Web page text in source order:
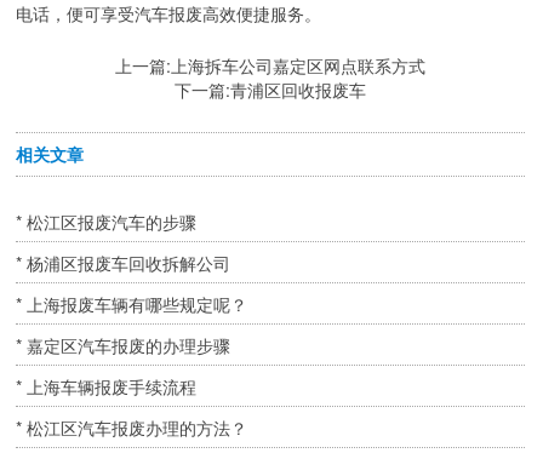
电话，便可享受汽车报废高效便捷服务。
上一篇:上海拆车公司嘉定区网点联系方式
下一篇:青浦区回收报废车
相关文章
* 松江区报废汽车的步骤
* 杨浦区报废车回收拆解公司
* 上海报废车辆有哪些规定呢？
* 嘉定区汽车报废的办理步骤
* 上海车辆报废手续流程
* 松江区汽车报废办理的方法？